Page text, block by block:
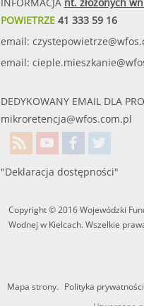
POWIETRZE41 333 59 16
email:
email:
DEDYKOWANY EMAIL DLA
mikroretencja@wfos.com.pl
"Deklaracja dostępności"
Copyright © 2016 Wojewódzki
Wodnej w Kielcach. Wszelkie
Mapa strony. Polityka